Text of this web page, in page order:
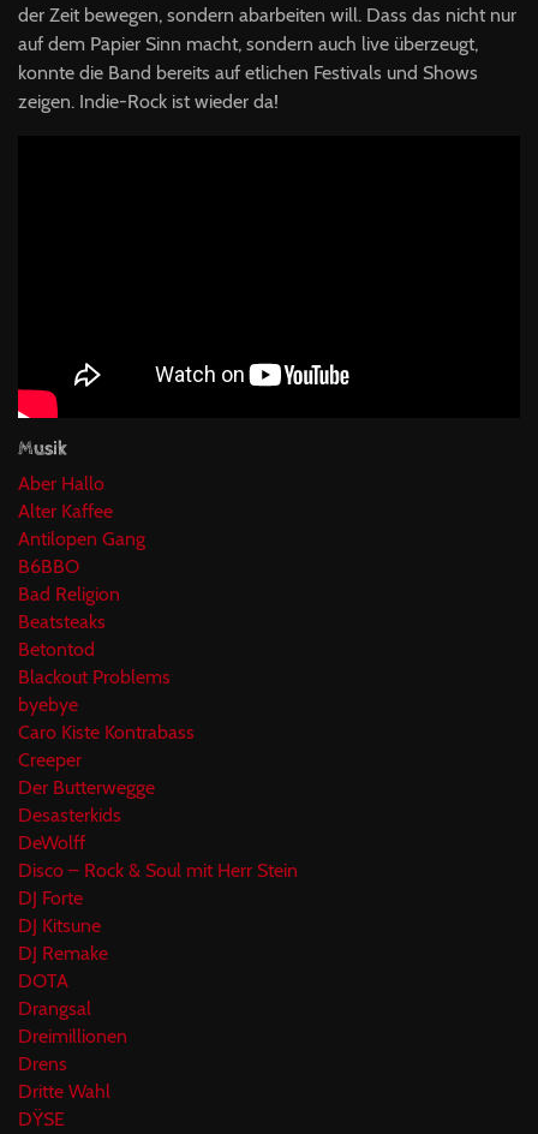
der Zeit bewegen, sondern abarbeiten will. Dass das nicht nur
auf dem Papier Sinn macht, sondern auch live überzeugt,
konnte die Band bereits auf etlichen Festivals und Shows
zeigen. Indie-Rock ist wieder da!
Musik
Aber Hallo
Alter Kaffee
Antilopen Gang
B6BBO
Bad Religion
Beatsteaks
Betontod
Blackout Problems
byebye
Caro Kiste Kontrabass
Creeper
Der Butterwegge
Desasterkids
DeWolff
Disco – Rock & Soul mit Herr Stein
DJ Forte
DJ Kitsune
DJ Remake
DOTA
Drangsal
Dreimillionen
Drens
Dritte Wahl
DŸSE